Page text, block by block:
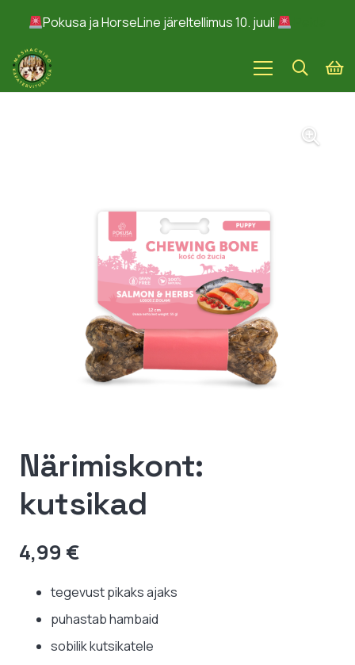
Pokusa ja HorseLine järeltellimus 10. juuli
Närimiskont:
kutsikad
4,99 €
tegevust pikaks ajaks
puhastab hambaid
sobilik kutsikatele